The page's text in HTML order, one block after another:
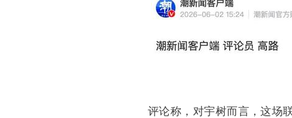
评论称，对宇树而言，这场